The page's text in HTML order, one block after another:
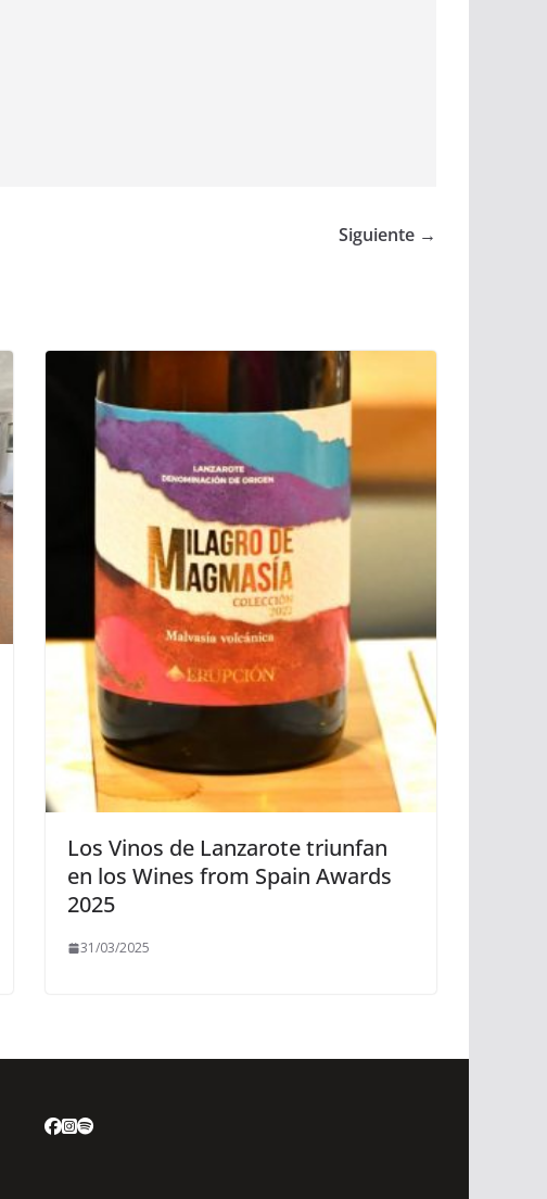
Siguiente →
Los Vinos de Lanzarote triunfan
en los Wines from Spain Awards
2025
31/03/2025